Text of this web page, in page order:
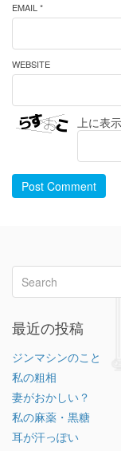
EMAIL *
WEBSITE
上に表
Post Comment
最近の投稿
ジンマシンのこと
私の粗相
妻がおかしい？
私の麻薬・黒糖
耳が汗っぽい